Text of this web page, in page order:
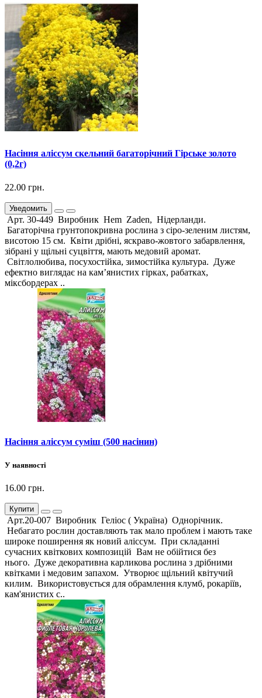
Насіння аліссум скельний багаторічний Гірське золото
(0,2г)
22.00 грн.
Уведомить
Арт. 30-449 Виробник Hem Zaden, Нідерланди.
Багаторічна грунтопокривна рослина з сіро-зеленим листям,
висотою 15 см. Квіти дрібні, яскраво-жовтого забарвлення,
зібрані у щільні суцвіття, мають медовий аромат.
Світлолюбива, посухостійка, зимостійка культура. Дуже
ефектно виглядає на кам’янистих гірках, рабатках,
міксбордерах ..
Насіння аліссум суміш (500 насінин)
У наявності
16.00 грн.
Купити
Арт.20-007 Виробник Геліос ( Україна) Однорічник.
Небагато рослин доставляють так мало проблем і мають таке
широке поширення як новий аліссум. При складанні
сучасних квіткових композицій Вам не обійтися без
нього. Дуже декоративна карликова рослина з дрібними
квітками і медовим запахом. Утворює щільний квітучий
килим. Використовується для обрамлення клумб, рокаріїв,
кам'янистих с..